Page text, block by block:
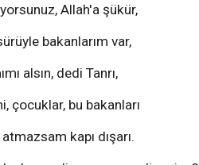
Allah'a şükür,
bakanlarım var,
alsın, dedi Tanrı,
çocuklar, bu bakanları
kapı dışarı.